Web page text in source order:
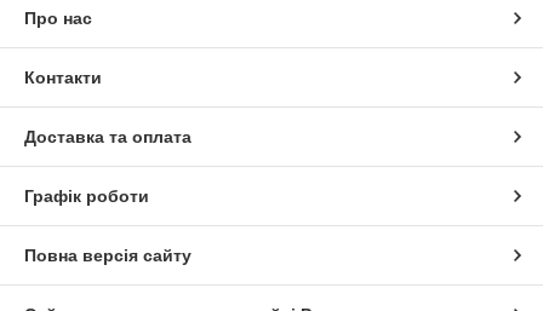
Про нас
Контакти
Доставка та оплата
Графік роботи
Повна версія сайту